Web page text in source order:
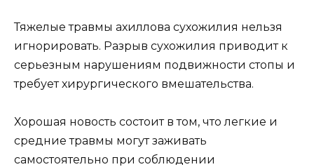
Тяжелые травмы ахиллова сухожилия нельзя
игнорировать. Разрыв сухожилия приводит к
серьезным нарушениям подвижности стопы и
требует хирургического вмешательства.
Хорошая новость состоит в том, что легкие и
средние травмы могут заживать
самостоятельно при соблюдении